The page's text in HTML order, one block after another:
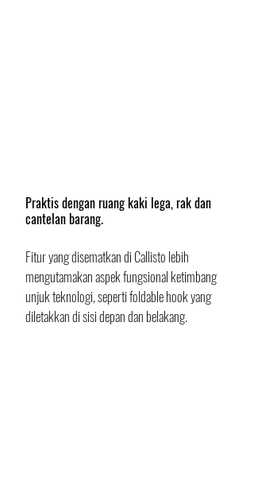
Praktis dengan ruang kaki lega, rak dan
cantelan barang.
Fitur yang disematkan di Callisto lebih
mengutamakan aspek fungsional ketimbang
unjuk teknologi, seperti foldable hook yang
diletakkan di sisi depan dan belakang.